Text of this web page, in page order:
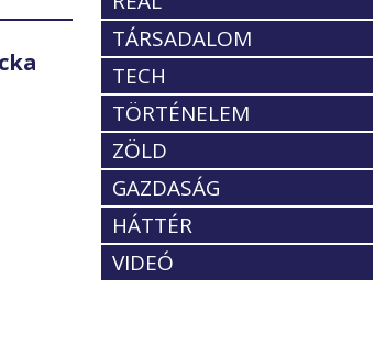
TÁRSADALOM
TECH
TÖRTÉNELEM
ZÖLD
GAZDASÁG
HÁTTÉR
VIDEÓ